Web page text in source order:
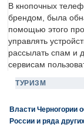
В кнопочных
брендом, была
помощью этого
управлять
рассылать спам и
сервисам
ТУРИЗМ
Власти Черногории
России и ряда